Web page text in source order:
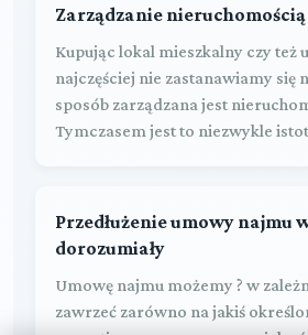
Zarządzanie
Kupując lokal mieszkalny czy też
najczęściej nie zastanawiamy się
sposób zarządzana jest
Tymczasem jest to niezwykle
Przedłużenie umowy najmu
dorozumiały
Umowę najmu możemy ? w
zawrzeć zarówno na jakiś